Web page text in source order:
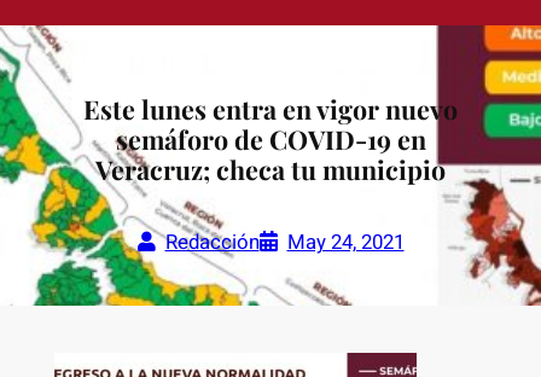
Este lunes entra en vigor nuevo
semáforo de COVID-19 en
Veracruz; checa tu municipio
Redacción May 24, 2021